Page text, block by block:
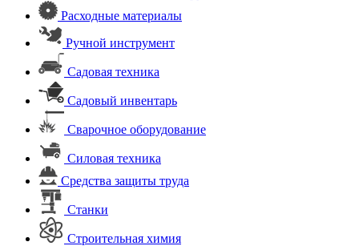
Расходные материалы
Ручной инструмент
Садовая техника
Садовый инвентарь
Сварочное оборудование
Силовая техника
Средства защиты труда
Станки
Строительная химия